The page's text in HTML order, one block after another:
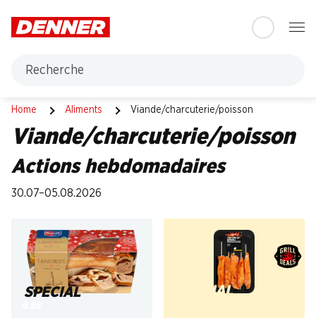
Home Aliments Viande/charcuterie/poisson
Viande/charcuterie/poisson
Viande/charcuterie/poisson
Actions hebdomadaires
30.07–05.08.2026
SPECIAL SPECIAL